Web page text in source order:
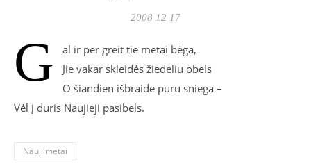
2008 12 17
G
al ir per greit tie metai bėga,
Jie vakar skleidės žiedeliu obels
O šiandien išbraide puru sniega –
Vėl į duris Naujieji pasibels.
Nauji metai